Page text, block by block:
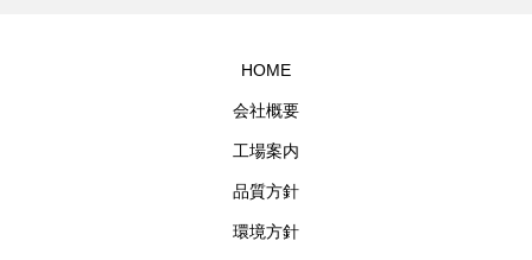
HOME
会社概要
工場案内
品質方針
環境方針